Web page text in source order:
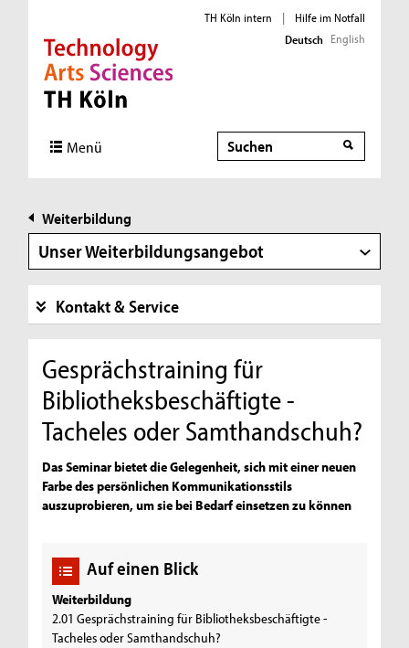
Direkt zur Hauptnavigation
Direkt zur Subnavigation
Direkt zum Inhalt
Direkt zum Fußbereich
TH Köln intern |
Hilfe im Notfall
Deutsch English
Menü Suche
Weiterbildung
Unser Weiterbildungsangebot
Kontakt & Service
Gesprächstraining für
Bibliotheksbeschäftigte -
Tacheles oder Samthandschuh?
Das Seminar bietet die Gelegenheit, sich mit einer neuen
Farbe des persönlichen Kommunikationsstils
auszuprobieren, um sie bei Bedarf einsetzen zu können
Auf einen Blick
Weiterbildung
2.01 Gesprächstraining für Bibliotheksbeschäftigte -
Tacheles oder Samthandschuh?